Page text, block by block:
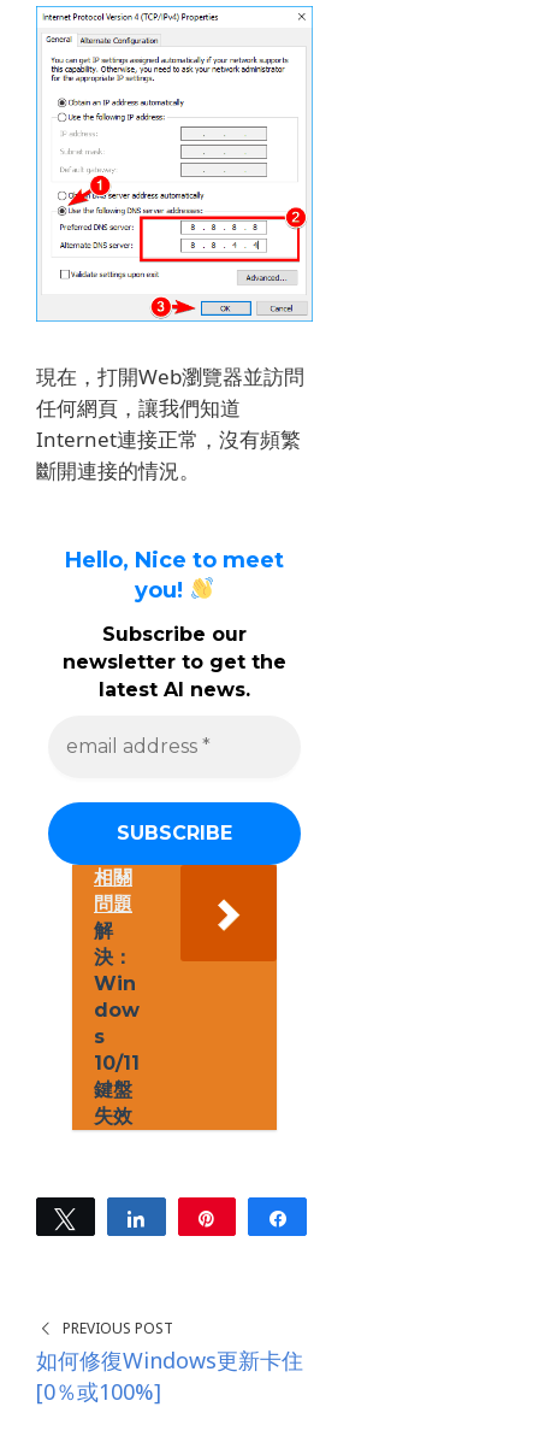
現在，打開Web瀏覽器並訪問
任何網頁，讓我們知道
Internet連接正常，沒有頻繁
斷開連接的情況。
Hello, Nice to meet
you!
Subscribe our
newsletter to get the
latest AI news.
a
d
相關
問題
解
決：
Win
dow
s
10/11
鍵盤
失效
Tweet Share
PREVIOUS POST
如何修復Windows更新卡住
[0％或100%]